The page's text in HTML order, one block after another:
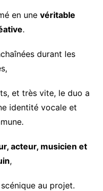
en unevéritable
.
durant les
et très vite, le duo a
identité vocale et
acteur, musicien et
,
au projet.